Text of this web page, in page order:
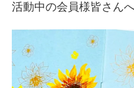
活動中の会員様皆さ